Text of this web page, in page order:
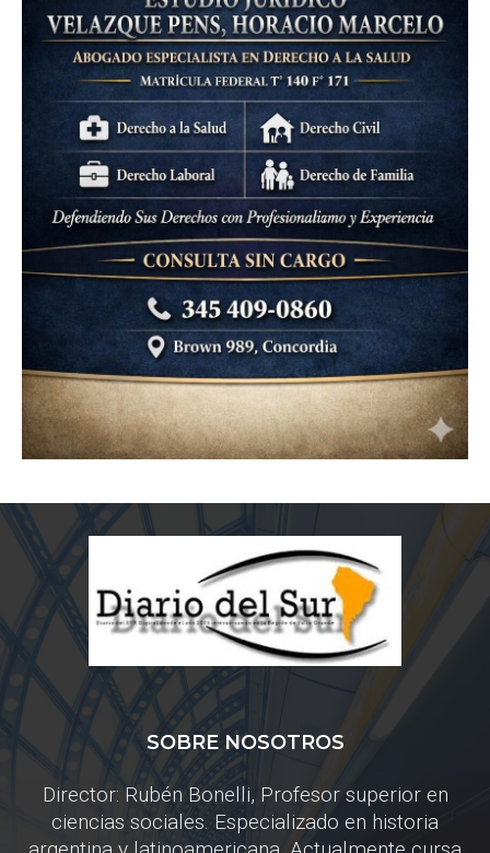
SOBRE NOSOTROS
Director: Rubén Bonelli, Profesor superior en
ciencias sociales. Especializado en historia